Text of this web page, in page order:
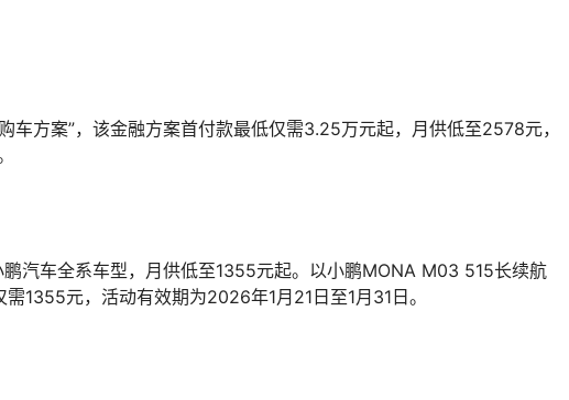
车方案”，该金融方案首付款最低仅需3.25万元起，月供低至2578元，
汽车全系车型，月供低至1355元起。以小鹏MONA M03 515长续航
1355元，活动有效期为2026年1月21日至1月31日。